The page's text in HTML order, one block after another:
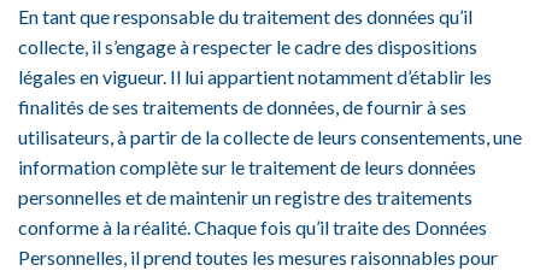
En tant que responsable du traitement des données qu’il
collecte, il s’engage à respecter le cadre des dispositions
légales en vigueur. Il lui appartient notamment d’établir les
finalités de ses traitements de données, de fournir à ses
utilisateurs, à partir de la collecte de leurs consentements, une
information complète sur le traitement de leurs données
personnelles et de maintenir un registre des traitements
conforme à la réalité. Chaque fois qu’il traite des Données
Personnelles, il prend toutes les mesures raisonnables pour